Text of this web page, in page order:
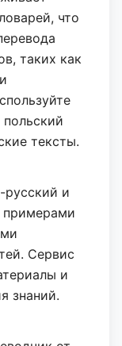
что
таких как
польский
тексты.
русский и
примерами
Сервис
и
знаний.